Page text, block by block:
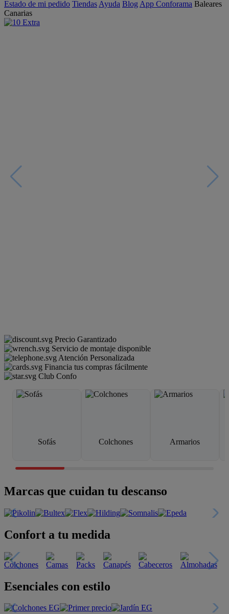
Estado de mi pedido Tiendas Ayuda Blog App Conforama Baleares
Canarias
Precio Garantizado
Servicio de montaje disponible
Atención Personalizada
Financia tus compras fácilmente
Club Confo
Sofás Colchones Armarios
Marcas que cuidan tu descanso
Confort a tu medida
Esenciales con estilo